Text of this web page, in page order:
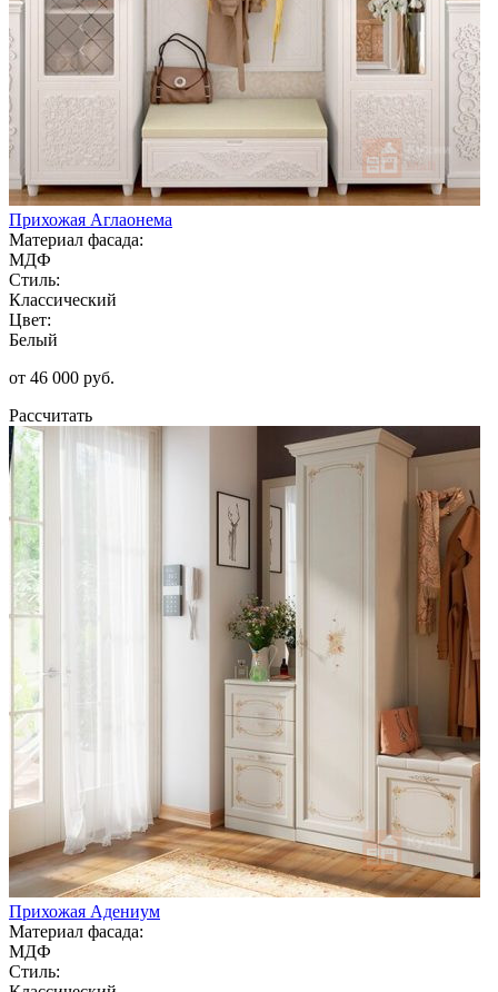
Прихожая Аглаонема
Материал фасада:
МДФ
Стиль:
Классический
Цвет:
Белый
от 46 000 руб.
Рассчитать
Прихожая Адениум
Материал фасада:
МДФ
Стиль: